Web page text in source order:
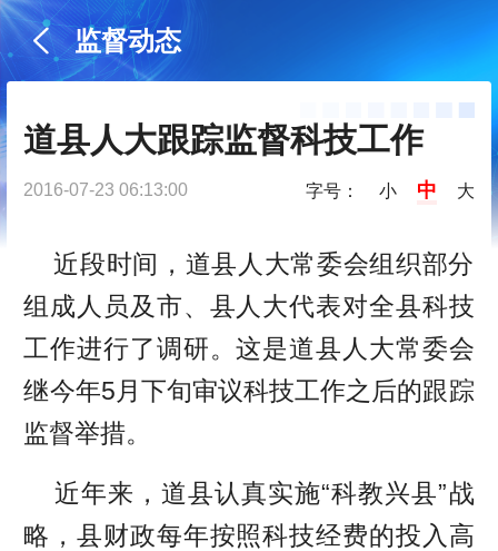
监督动态
道县人大跟踪监督科技工作
2016-07-23 06:13:00 字号： 小 中 大
近段时间，道县人大常委会组织部分
组成人员及市、县人大代表对全县科技
工作进行了调研。这是道县人大常委会
继今年5月下旬审议科技工作之后的跟踪
监督举措。
近年来，道县认真实施“科教兴县”战
略，县财政每年按照科技经费的投入高